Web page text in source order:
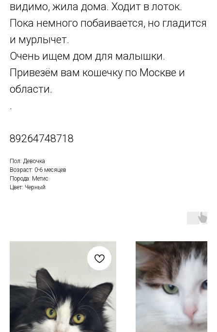
видимо, жила дома. Ходит в лоток.
Пока немного побаивается, но гладится
и мурлычет.
Очень ищем дом для малышки.
Привезём вам кошечку по Москве и
области.
.
89264748718
Пол: Девочка
Возраст: 0-6 месяцев
Порода: Метис
Цвет: Черный